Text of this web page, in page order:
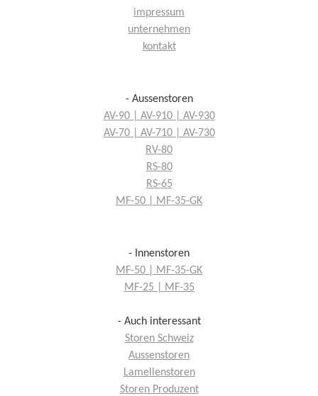
impressum
unternehmen
kontakt
- Aussenstoren
AV-90 | AV-910 | AV-930
AV-70 | AV-710 | AV-730
RV-80
RS-80
RS-65
MF-50 | MF-35-GK
- Innenstoren
MF-50 | MF-35-GK
MF-25 | MF-35
- Auch interessant
Storen Schweiz
Aussenstoren
Lamellenstoren
Storen Produzent